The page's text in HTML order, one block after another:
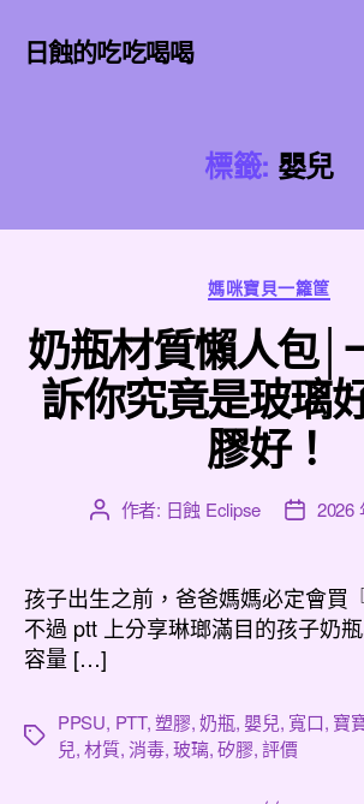
日蝕的吃吃喝喝
標籤: 嬰兒
分
類
媽咪寶貝一籮筐
奶瓶材質懶人包│
訴你究竟是玻璃
膠好！
文
者
作者: 日蝕 Eclipse
文
佈
日
期
2026
孩子出生之前，爸爸媽媽必定會買
不過 ptt 上分享琳瑯滿目的孩子奶
容量 […]
標
PPSU, PTT,塑膠,奶瓶, 嬰兒, 寬口, 寶
兒,材質,消毒,玻璃,矽膠,評價